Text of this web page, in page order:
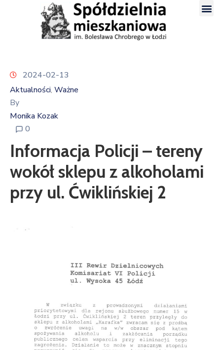
2024-02-13
Aktualności‚ Ważne
By
Monika Kozak
0
Informacja Policji – tereny
wokół sklepu z alkoholami
przy ul. Ćwiklińskiej 2